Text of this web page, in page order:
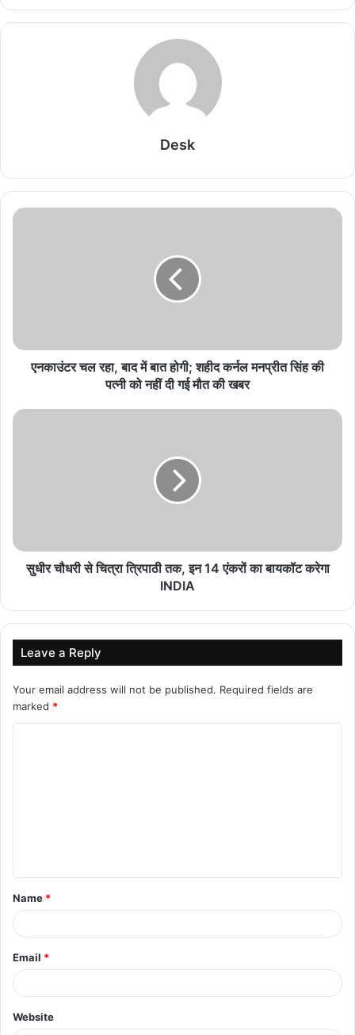
आशीर्वाद, भक्तिभाव में डूबा उज्जैन
August 8, 2026
CM डॉ. यादव बोले- हाथकरघा से संरक्षित होगी पारंपरिक
August 8, 2026
Land Pooling Policy: विकास परियोजनाओं की राह
उज्जैन में 15 नहीं, 11 अगस्त को मनाया जाएगा स्वतंत्रता
दिवस! जानिए तिथि और 1947 की अनोखी परंपरा
August 8, 2026
सुझाव
प्रधानमंत्री मोदी सागर जिले के बीना में 50 हजार करोड़ के पेट्रोकेमिकल
कॉम्प्लेक्स तथा विभिन्न औद्योगिक क्षेत्रों का शुभारंभ करने के बाद सेना के
हेलीकॉप्टर द्वारा राजकीय विमान तल पहुंचे। प्रधानमंत्री मोदी वायुसेना वन विशेष
सूर्यवंशी सहित विभिन्न निगम एवम मंडल के अध्यक्ष, उपाध्यक्ष आदि उपस्थित थे।
Desk
एनकाउंटर चल रहा, बाद में बात होगी; शहीद कर्नल मनप्रीत सिंह की
पत्नी को नहीं दी गई मौत की खबर
सुधीर चौधरी से चित्रा त्रिपाठी तक, इन 14 एंकरों का बायकॉट करेगा
INDIA
Leave a Reply
Your email address will not be published. Required fields are
marked *
t
*
Name *
Email *
Website